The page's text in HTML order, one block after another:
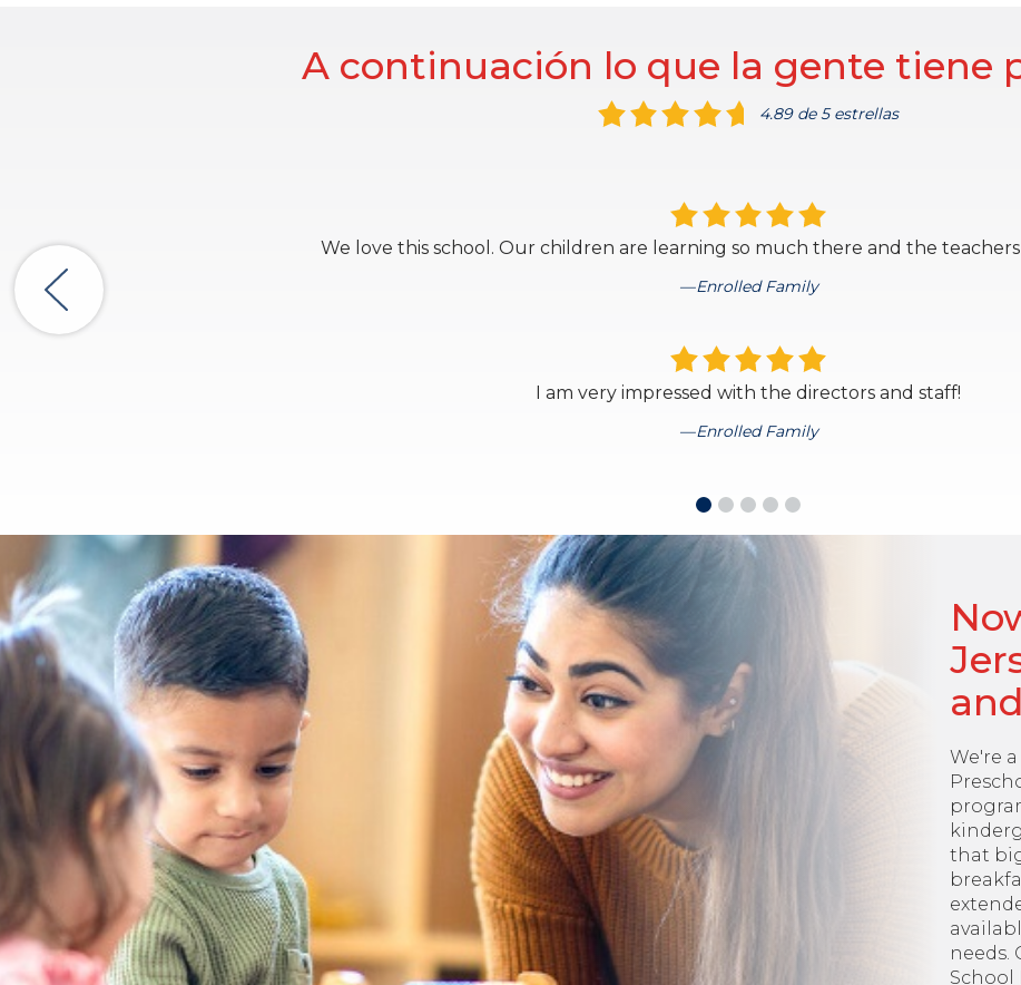
A continuación lo que la gente tiene
4.89 de 5 estrellas
We love this school. Our children are learning so much there and the
Enrolled Family
I am very impressed with the directors and staff!
Enrolled Family
We're
that
needs.
School